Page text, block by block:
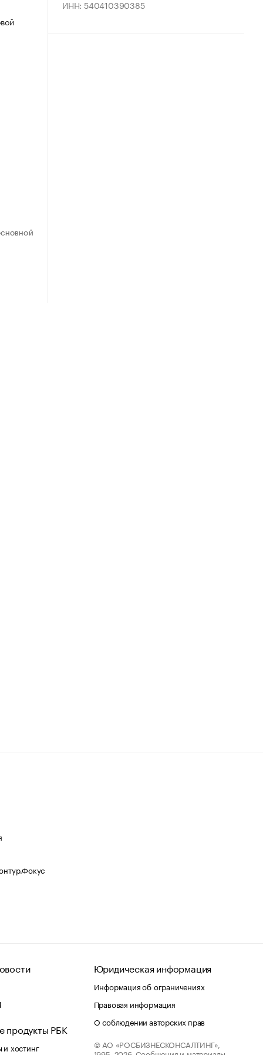
ИНН: 540410390385
продукты РБК
хостинг
Юридическая информация
Информация об ограничениях
Правовая информация
О соблюдении авторских прав
© АО «РОСБИЗНЕСКОНСАЛТИНГ»,